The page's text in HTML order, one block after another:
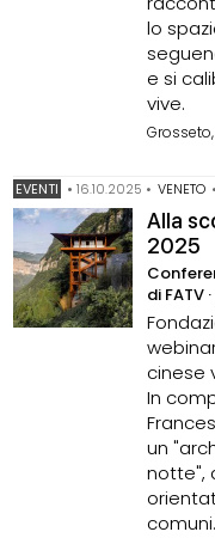
lo
e si
vive.
EVENTI •16.10.2025 • VENETO •
Alla
2025
di FATV
cinese
In
un
notte",
comuni.